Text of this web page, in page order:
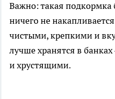
Важно: такая подкормка
ничего не
чистыми, крепкими и
лучше хранятся в
и хрустящими.